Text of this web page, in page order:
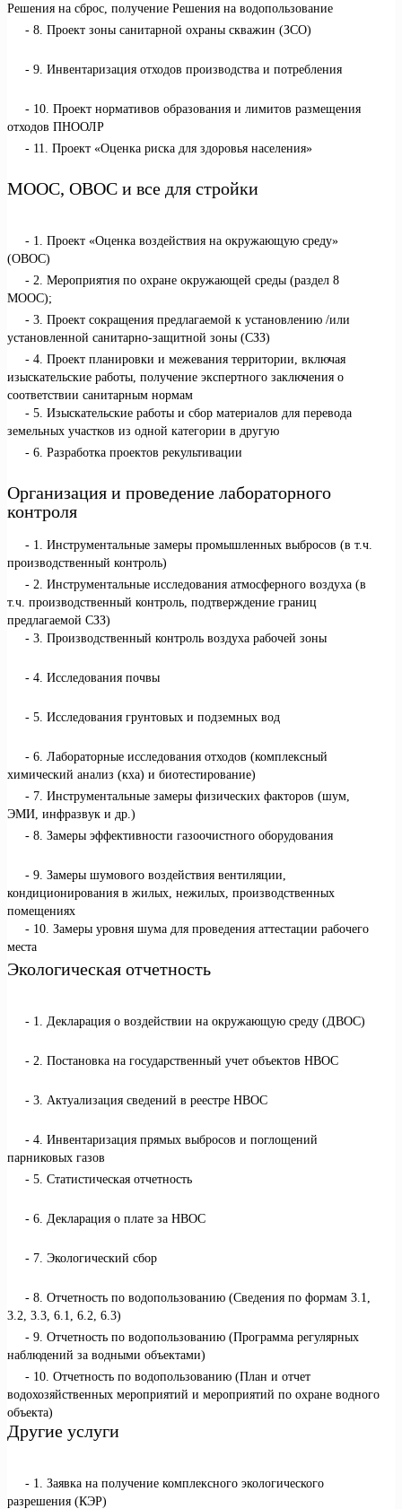
Решения на сброс, получение Решения на водопользование
8. Проект зоны санитарной охраны скважин (ЗСО)
9. Инвентаризация отходов производства и потребления
10. Проект нормативов образования и лимитов размещения
отходов ПНООЛР
11. Проект «Оценка риска для здоровья населения»
МООС, ОВОС и все для стройки
1. Проект «Оценка воздействия на окружающую среду»
(ОВОС)
2. Мероприятия по охране окружающей среды (раздел 8
МООС);
3. Проект сокращения предлагаемой к установлению /или
установленной санитарно-защитной зоны (СЗЗ)
4. Проект планировки и межевания территории, включая
изыскательские работы, получение экспертного заключения о
соответствии санитарным нормам
5. Изыскательские работы и сбор материалов для перевода
земельных участков из одной категории в другую
6. Разработка проектов рекультивации
Организация и проведение лабораторного
контроля
1. Инструментальные замеры промышленных выбросов (в т.ч.
производственный контроль)
2. Инструментальные исследования атмосферного воздуха (в
т.ч. производственный контроль, подтверждение границ
предлагаемой СЗЗ)
3. Производственный контроль воздуха рабочей зоны
4. Исследования почвы
5. Исследования грунтовых и подземных вод
6. Лабораторные исследования отходов (комплексный
химический анализ (кха) и биотестирование)
7. Инструментальные замеры физических факторов (шум,
ЭМИ, инфразвук и др.)
8. Замеры эффективности газоочистного оборудования
9. Замеры шумового воздействия вентиляции,
кондиционирования в жилых, нежилых, производственных
помещениях
10. Замеры уровня шума для проведения аттестации рабочего
места
Экологическая отчетность
1. Декларация о воздействии на окружающую среду (ДВОС)
2. Постановка на государственный учет объектов НВОС
3. Актуализация сведений в реестре НВОС
4. Инвентаризация прямых выбросов и поглощений
парниковых газов
5. Статистическая отчетность
6. Декларация о плате за НВОС
7. Экологический сбор
8. Отчетность по водопользованию (Сведения по формам 3.1,
3.2, 3.3, 6.1, 6.2, 6.3)
9. Отчетность по водопользованию (Программа регулярных
наблюдений за водными объектами)
10. Отчетность по водопользованию (План и отчет
водохозяйственных мероприятий и мероприятий по охране водного
объекта)
Другие услуги
1. Заявка на получение комплексного экологического
разрешения (КЭР)